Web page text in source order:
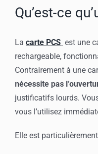
Qu’est-ce
La carte PCS est une
rechargeable,
Contrairement à une
nécessite pas
justificatifs lourds.
vous l’utilisez
Elle est